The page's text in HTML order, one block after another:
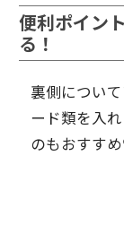
便利ポイン
る！
裏側につい
ード類を入
のもおすす